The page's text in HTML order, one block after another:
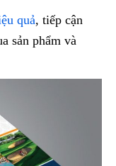
quả, tiếp cận
sản phẩm và